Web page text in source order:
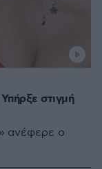
στιγμή
ανέφερε ο